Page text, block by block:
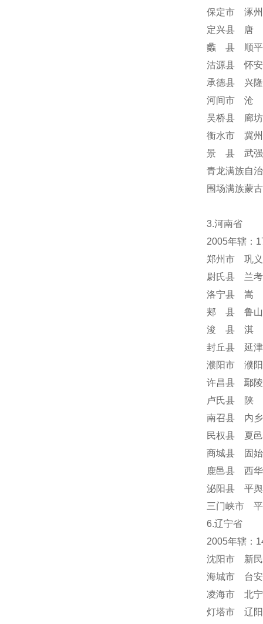
保定市 涿
定兴县 唐
蠡 县 顺
沽源县 怀
承德县 兴
河间市 沧
吴桥县 廊
衡水市 冀
景 县 武强
青龙满族自
围场满族蒙
3.河南省
2005年辖：
郑州市 巩
尉氏县 兰
洛宁县 嵩
郏 县 鲁
浚 县 淇
封丘县 延
濮阳市 濮
许昌县 鄢
卢氏县 陕
南召县 内
民权县 夏
商城县 固
鹿邑县 西
泌阳县 平
三门峡市
6.辽宁省
2005年辖：
沈阳市 新
海城市 台
凌海市 北
灯塔市 辽